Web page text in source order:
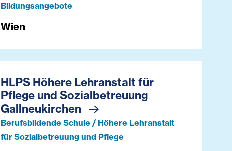
Bildungsangebote
Wien
HLPS Höhere Lehranstalt für
Pflege und Sozialbetreuung
Gallneukirchen
Berufsbildende Schule / Höhere Lehranstalt
für Sozialbetreuung und Pflege